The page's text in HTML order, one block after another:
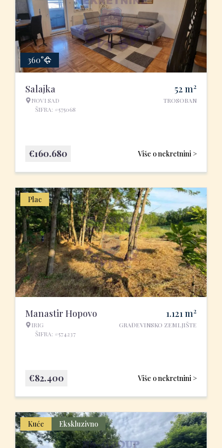
360°
Salajka
NOVI SAD
ŠIFRA: #575068
52 m2
TROSOBAN
Više o nekretnini >
€160.680
Plac
Manastir Hopovo
IRIG
ŠIFRA: #574237
1.121m2
GRAĐEVINSKO ZEMLJIŠTE
Više o nekretnini >
€82.400
Kuće Ekskluzivno